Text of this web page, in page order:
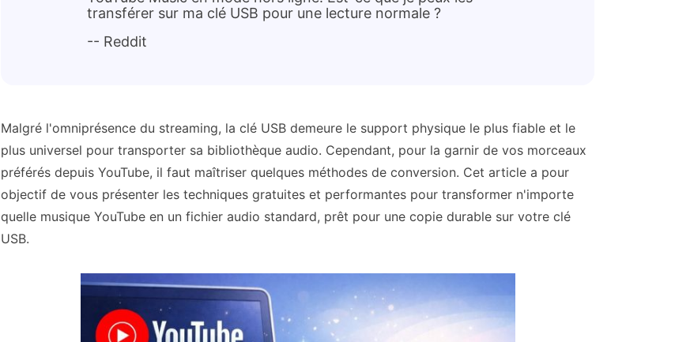
transférer sur ma clé USB pour une lecture normale ?
-- Reddit
Malgré l'omniprésence du streaming, la clé USB demeure le support physique le plus fiable et le
plus universel pour transporter sa bibliothèque audio. Cependant, pour la garnir de vos morceaux
préférés depuis YouTube, il faut maîtriser quelques méthodes de conversion. Cet article a pour
objectif de vous présenter les techniques gratuites et performantes pour transformer n'importe
quelle musique YouTube en un fichier audio standard, prêt pour une copie durable sur votre clé
USB.